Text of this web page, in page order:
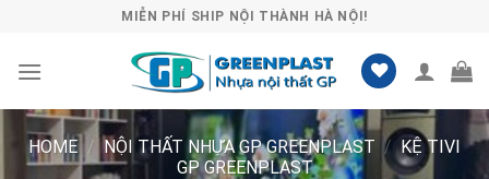
content
MIỄN PHÍ SHIP NỘI THÀNH HÀ NỘI!
HOME / NỘI THẤT NHỰA GP GREENPLAST / KỆ TIVI
GP GREENPLAST